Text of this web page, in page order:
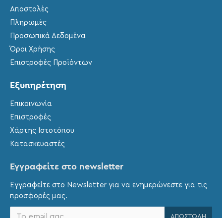
Αποστολές
Πληρωμές
Προσωπικά Δεδομένα
Όροι Χρήσης
Επιστροφές Προϊόντων
Εξυπηρέτηση
Επικοινωνία
Επιστροφές
Χάρτης Ιστοτόπου
Κατασκευαστές
Εγγραφείτε στο newsletter
Εγγραφείτε στο Newsletter για να ενημερώνεστε για τις
προσφορές μας.
ΑΠΟΣΤΟΛΉ